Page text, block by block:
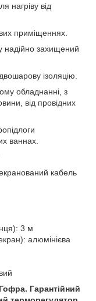
нагріву від
приміщеннях.
надійно захищений
ізоляцію.
обладнанні, з
від провідних
ваннах.
кабель
3 м
алюмінієва
Гарантійний